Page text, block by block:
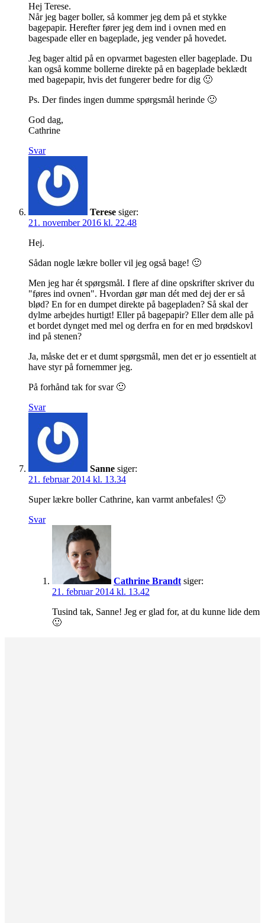
Hej Terese.
Når jeg bager boller, så kommer jeg dem på et stykke
bagepapir. Herefter fører jeg dem ind i ovnen med en
bagespade eller en bageplade, jeg vender på hovedet.
Jeg bager altid på en opvarmet bagesten eller bageplade. Du
kan også komme bollerne direkte på en bageplade beklædt
med bagepapir, hvis det fungerer bedre for dig 🙂
Ps. Der findes ingen dumme spørgsmål herinde 🙂
God dag,
Cathrine
Svar
Terese siger:
21. november 2016 kl. 22.48
Hej.
Sådan nogle lækre boller vil jeg også bage! 🙂
Men jeg har ét spørgsmål. I flere af dine opskrifter skriver du
"føres ind ovnen". Hvordan gør man dét med dej der er så
blød? En for en dumpet direkte på bagepladen? Så skal der
dylme arbejdes hurtigt! Eller på bagepapir? Eller dem alle på
et bordet dynget med mel og derfra en for en med brødskovl
ind på stenen?
Ja, måske det er et dumt spørgsmål, men det er jo essentielt at
have styr på fornemmer jeg.
På forhånd tak for svar 🙂
Svar
Sanne siger:
21. februar 2014 kl. 13.34
Super lækre boller Cathrine, kan varmt anbefales! 🙂
Svar
Cathrine Brandt siger:
21. februar 2014 kl. 13.42
Tusind tak, Sanne! Jeg er glad for, at du kunne lide dem
🙂